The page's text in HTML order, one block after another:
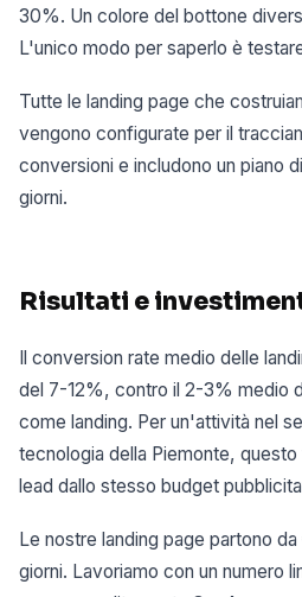
30%. Un colore del bottone
L'unico modo per saperlo è
Tutte le landing page che
vengono configurate per il
conversioni e includono un piano
giorni.
Risultati e
Il conversion rate medio delle
del 7-12%, contro il 2-3% medio
come landing. Per un'attività nel
tecnologia della Piemonte,
lead dallo stesso budget
Le nostre landing page partono
giorni. Lavoriamo con un numero